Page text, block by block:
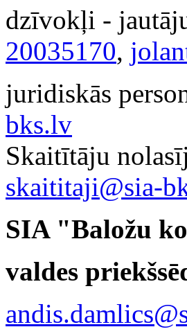
dzīvokļi -
20035170,
juridiskās
bks.lv
Skaitītāju
skaititaji@sia-
SIA "Baložu
valdes